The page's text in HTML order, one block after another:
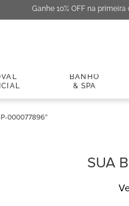
Ganhe 10% OFF na primeira
BANHO
& SPA
P-000077896
SUA